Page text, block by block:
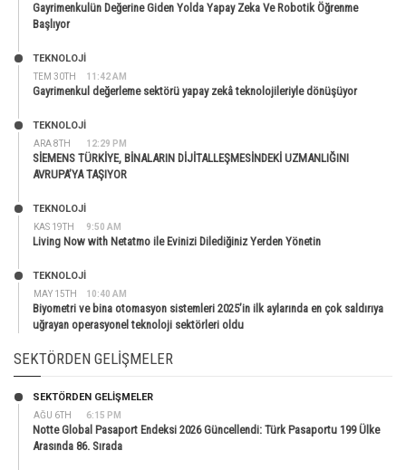
Gayrimenkulün Değerine Giden Yolda Yapay Zeka Ve Robotik Öğrenme
Başlıyor
TEM 30TH 11:42 AM
TEKNOLOJİ
Gayrimenkul değerleme sektörü yapay zekâ teknolojileriyle dönüşüyor
ARA 8TH 12:29 PM
TEKNOLOJİ
SİEMENS TÜRKİYE, BİNALARIN DİJİTALLEŞMESİNDEKİ UZMANLIĞINI
AVRUPA’YA TAŞIYOR
KAS 19TH 9:50 AM
TEKNOLOJİ
Living Now with Netatmo ile Evinizi Dilediğiniz Yerden Yönetin
MAY 15TH 10:40 AM
TEKNOLOJİ
Biyometri ve bina otomasyon sistemleri 2025’in ilk aylarında en çok saldırıya
uğrayan operasyonel teknoloji sektörleri oldu
SEKTÖRDEN GELIŞMELER
AĞU 6TH 6:15 PM
SEKTÖRDEN GELIŞMELER
Notte Global Pasaport Endeksi 2026 Güncellendi: Türk Pasaportu 199 Ülke
Arasında 86. Sırada